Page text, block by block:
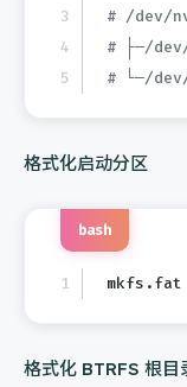
# /dev/
# ├─/
# └─/
格式化启动分区
mkfs.fat
bash
格式化 BTRFS 根目